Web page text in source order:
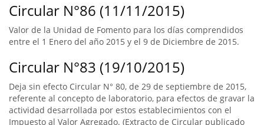
Circular N°86 (11/11/2015)
Valor de la Unidad de Fomento para los días comprendidos
entre el 1 Enero del año 2015 y el 9 de Diciembre de 2015.
Circular N°83 (19/10/2015)
Deja sin efecto Circular N° 80, de 29 de septiembre de 2015,
referente al concepto de laboratorio, para efectos de gravar la
actividad desarrollada por estos establecimientos con el
Impuesto al Valor Agregado. (Extracto de Circular publicado